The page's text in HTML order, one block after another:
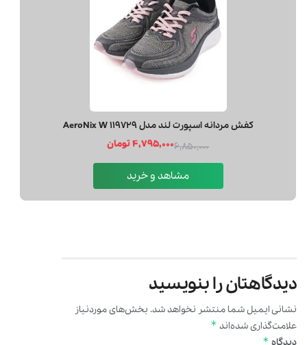
مشاهد و خرید
دیدگاهتان را بنویسید
نشانی ایمیل شما منتشر نخواهد شد. بخش‌های موردنیاز
علامت‌گذاری شده‌اند *
*